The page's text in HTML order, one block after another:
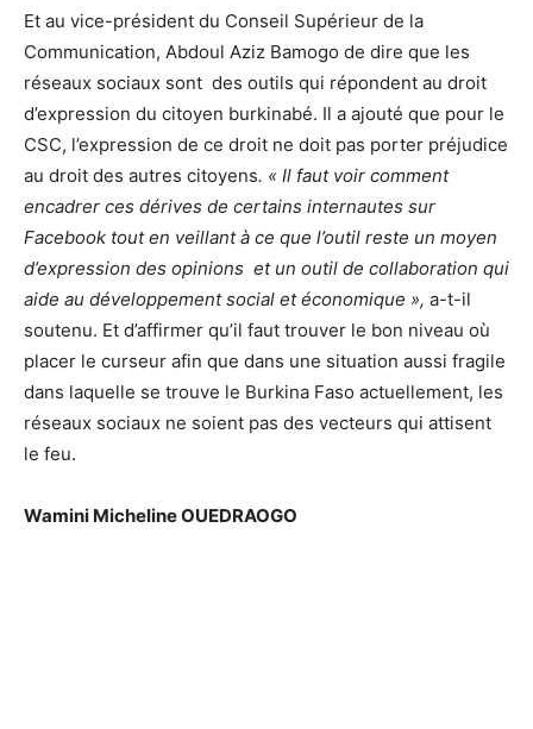
Et au vice-président du Conseil Supérieur de la
Communication, Abdoul Aziz Bamogo de dire que les
réseaux sociaux sont des outils qui répondent au droit
d’expression du citoyen burkinabé. Il a ajouté que pour le
CSC, l’expression de ce droit ne doit pas porter préjudice
au droit des autres citoyens. « Il faut voir comment
encadrer ces dérives de certains internautes sur
Facebook tout en veillant à ce que l’outil reste un moyen
d’expression des opinions et un outil de collaboration qui
aide au développement social et économique », a-t-il
soutenu. Et d’affirmer qu’il faut trouver le bon niveau où
placer le curseur afin que dans une situation aussi fragile
dans laquelle se trouve le Burkina Faso actuellement, les
réseaux sociaux ne soient pas des vecteurs qui attisent
le feu.
Wamini Micheline OUEDRAOGO